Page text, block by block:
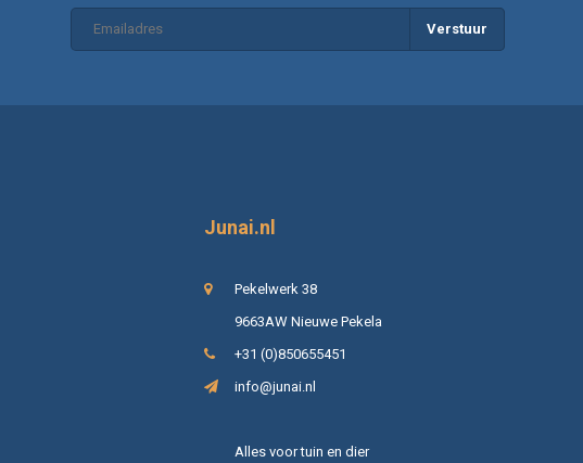
Verstuur
Junai.nl
Pekelwerk 38
9663AW Nieuwe Pekela
+31 (0)850655451
info@junai.nl
Alles voor tuin en dier